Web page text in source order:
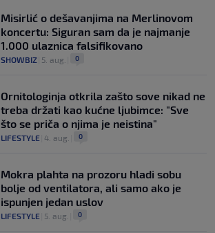
Misirlić o dešavanjima na Merlinovom
koncertu: Siguran sam da je najmanje
1.000 ulaznica falsifikovano
SHOWBIZ 5. aug. 0
Ornitologinja otkrila zašto sove nikad ne
treba držati kao kućne ljubimce: "Sve
što se priča o njima je neistina"
LIFESTYLE 4. aug. 0
Mokra plahta na prozoru hladi sobu
bolje od ventilatora, ali samo ako je
ispunjen jedan uslov
LIFESTYLE 5. aug. 0